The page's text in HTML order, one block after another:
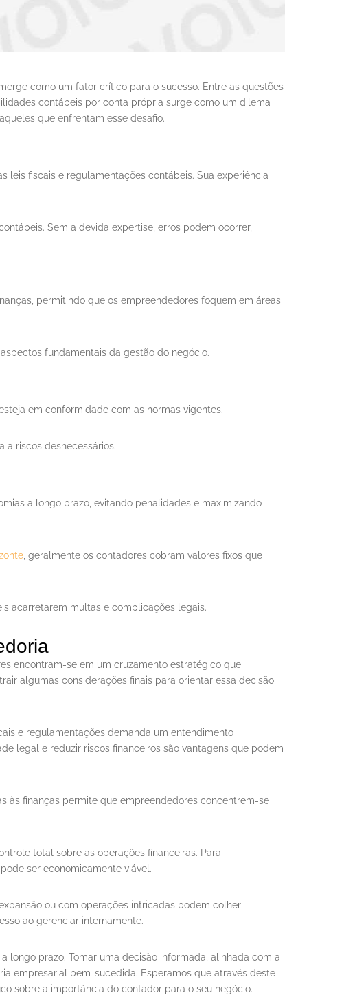
como um fator crítico para o sucesso. Entre as questões
contábeis por conta própria surge como um dilema
que enfrentam esse desafio.
leis fiscais e regulamentações contábeis. Sua experiência
Sem a devida expertise, erros podem ocorrer,
permitindo que os empreendedores foquem em áreas
fundamentais da gestão do negócio.
em conformidade com as normas vigentes.
a riscos desnecessários.
a longo prazo, evitando penalidades e maximizando
, geralmente os contadores cobram valores fixos que
acarretarem multas e complicações legais.
encontram-se em um cruzamento estratégico que
algumas considerações finais para orientar essa decisão
e regulamentações demanda um entendimento
legal e reduzir riscos financeiros são vantagens que podem
às finanças permite que empreendedores concentrem-se
total sobre as operações financeiras. Para
ser economicamente viável.
ou com operações intricadas podem colher
ao gerenciar internamente.
longo prazo. Tomar uma decisão informada, alinhada com a
empresarial bem-sucedida. Esperamos que através deste
sobre a importância do contador para o seu negócio.